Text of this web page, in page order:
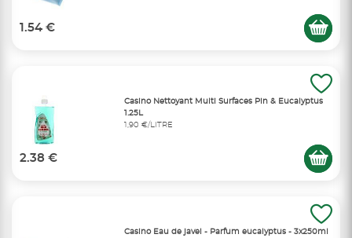
1.54 €
Casino Nettoyant Multi Surfaces Pin & Eucalyptus
1.25L
1,90 €/LITRE
2.38 €
Casino Eau de javel - Parfum eucalyptus - 3x250ml